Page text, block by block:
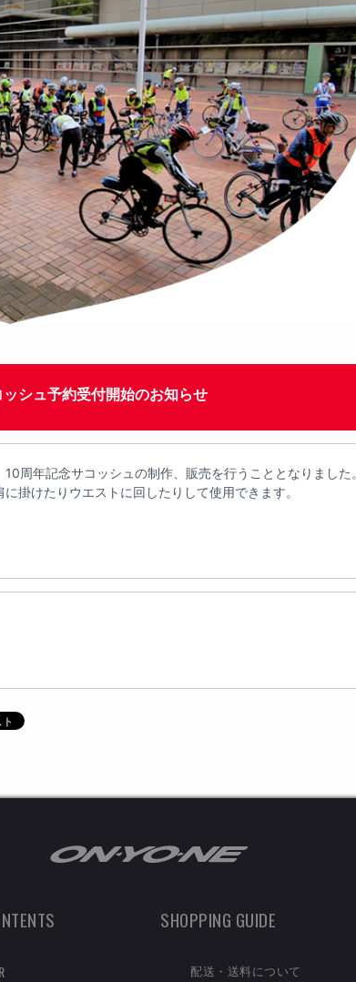
シュ予約受付開始のお知らせ
周年記念サコッシュの制作、販売を行うこととなりました。
掛けたりウエストに回したりして使用できます。
SHOPPING GUIDE
配送・送料について